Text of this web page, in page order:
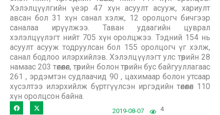
Хэлэлцүүлгийн үеэр 47 хүн асуулт асууж, хариулт
авсан бол 31 хүн санал хэлж, 12 оролцогч бичгээр
саналаа ирүүлжээ. Таван удаагийн цуврал
хэлэлцүүлэгт нийт 705 хүн оролцжээ. Тэдний 154 нь
асуулт асууж тодруулсан бол 155 оролцогч үг хэлж,
санал бодлоо илэрхийлэв. Хэлэлцүүлэгт улс төрийн 28
намаас 203 төлөөлөл, төрийн болон төрийн бус байгууллагаас
261 , эрдэмтэн судлаачид 90 , цахимаар болон утсаар
хүсэлтээ илэрхийлж бүртгүүлсэн иргэдийн төлөөлөл 110
хүн оролцсон байна.
2019-08-07 4